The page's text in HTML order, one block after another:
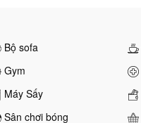
Bộ sofa
Gym
Máy Sấy
Sân chơi bóng